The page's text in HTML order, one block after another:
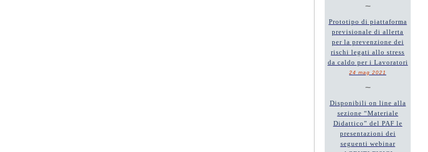
~
Prototipo di piattaforma
previsionale di allerta
per la prevenzione dei
rischi legati allo stress
da caldo per i Lavoratori
24 mag 2021
~
Disponibili on line alla
sezione “Materiale
Didattico” del PAF le
presentazioni dei
seguenti webinar